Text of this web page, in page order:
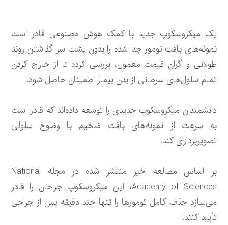
یک میکروسکوپ جدید با کمک هوش مصنوعی قادر است
نمونه‌های بافت تومور جدا شده را بدون پشت سر گذاشتن روند
طولانی و گران قیمت معمول، بررسی کرده تا از خارج کردن
تمام سلول‌های سرطانی از بدن بیمار اطمینان حاصل شود.
دانشمندان میکروسکوپ جدیدی را توسعه داده‌اند که قادر است
به سرعت از نمونه‌های بافت ضخیم با وضوح سلولی
تصویربرداری کند.
بر اساس مطالعه اخیر منتشر شده در مجله National
Academy of Sciences، این میکروسکوپ جراحان را قادر
می‌سازد حذف کامل تومورها را تنها چند دقیقه پس از جراحی
تأیید کنند.